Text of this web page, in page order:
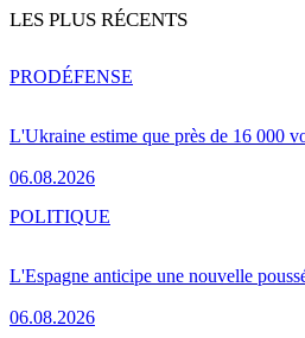
LES PLUS RÉCENTS
L'Ukraine estime que près de 16 000
06.08.2026
PRODÉFENSE
L'Espagne anticipe une nouvelle
06.08.2026
POLITIQUE